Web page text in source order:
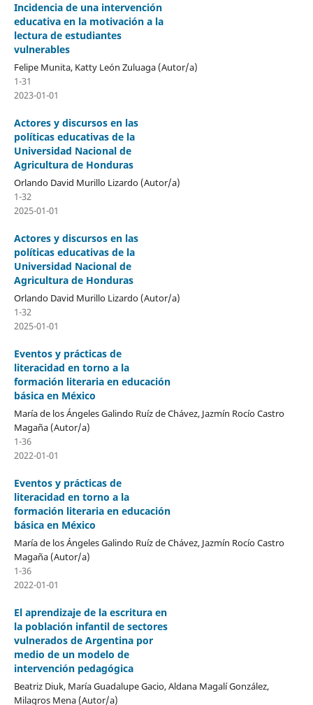
Incidencia de una intervención
educativa en la motivación a la
lectura de estudiantes
vulnerables
Felipe Munita, Katty León Zuluaga (Autor/a)
1-31
2023-01-01
Actores y discursos en las
políticas educativas de la
Universidad Nacional de
Agricultura de Honduras
Orlando David Murillo Lizardo (Autor/a)
1-32
2025-01-01
Actores y discursos en las
políticas educativas de la
Universidad Nacional de
Agricultura de Honduras
Orlando David Murillo Lizardo (Autor/a)
1-32
2025-01-01
Eventos y prácticas de
literacidad en torno a la
formación literaria en educación
básica en México
María de los Ángeles Galindo Ruíz de Chávez, Jazmín Rocío Castro
Magaña (Autor/a)
1-36
2022-01-01
Eventos y prácticas de
literacidad en torno a la
formación literaria en educación
básica en México
María de los Ángeles Galindo Ruíz de Chávez, Jazmín Rocío Castro
Magaña (Autor/a)
1-36
2022-01-01
El aprendizaje de la escritura en
la población infantil de sectores
vulnerados de Argentina por
medio de un modelo de
intervención pedagógica
Beatriz Diuk, María Guadalupe Gacio, Aldana Magalí González,
Milagros Mena (Autor/a)